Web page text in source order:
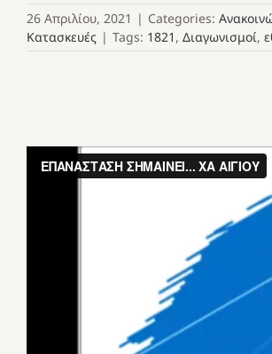
26 Απριλίου, 2021 | Categories:
Κατασκευές | Tags: 1821 , Διαγωνισμοί,